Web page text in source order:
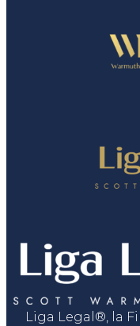
Liga Legal®, la